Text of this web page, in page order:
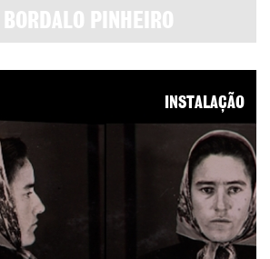
PINHEIRO
INSTALAÇÃO